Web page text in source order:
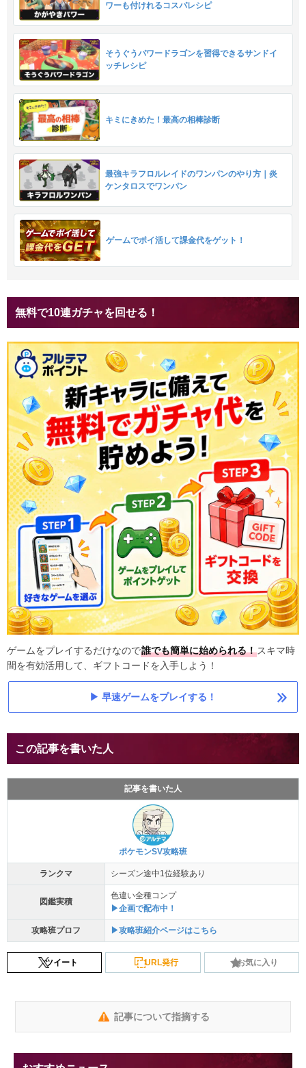
ワーも付けれるコスパレシピ
そうぐうパワードラゴンを習得できるサンドイ
ッチレシピ
キミにきめた！最高の相棒診断
最強キラフロルレイドのワンパンのやり方｜炎
ケンタロスでワンパン
ゲームでポイ活して課金代をゲット！
無料で10連ガチャを回せる！
ゲームをプレイするだけなので誰でも簡単に始められる！スキマ時
間を有効活用して、ギフトコードを入手しよう！
早速ゲームをプレイする！
この記事を書いた人
記事を書いた人
ポケモンSV攻略班
ランクマ シーズン途中1位経験あり
図鑑実積
色違い全種コンプ
▶企画で配布中！
攻略班プロフ ▶攻略班紹介ページはこちら
ツイート URL発行 お気に入り
記事について指摘する